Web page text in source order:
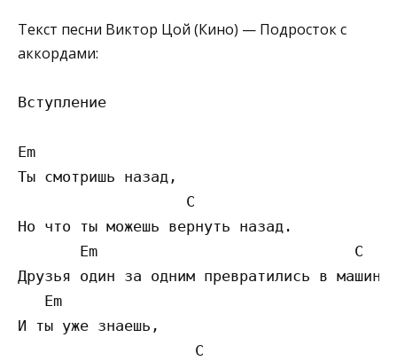
Текст песни Виктор Цой (Кино) — Подросток с
аккордами:
Вступление
Em
Ты смотришь назад,
                   C
Но что ты можешь вернуть назад.
       Em                             C
Друзья один за одним превратились в
   Em
И ты уже знаешь,
                    C